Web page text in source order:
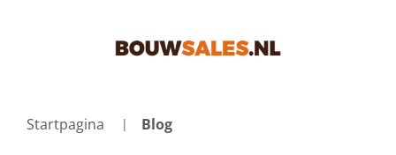
Startpagina Blog